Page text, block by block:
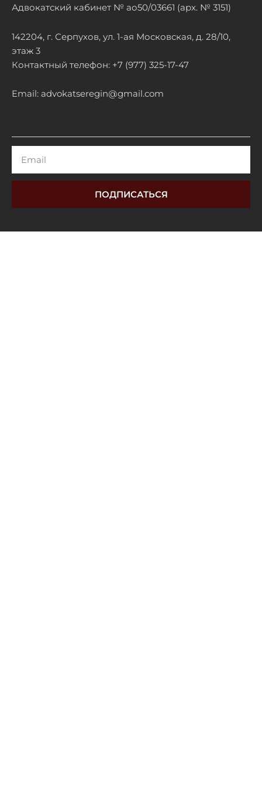
Адвокатский кабинет № ао50/03661 (арх. № 3151)
142204, г. Серпухов, ул. 1-ая Московская, д. 28/10,
этаж 3
Контактный телефон: +7 (977) 325-17-47
Email: advokatseregin@gmail.com
ПОДПИСАТЬСЯ